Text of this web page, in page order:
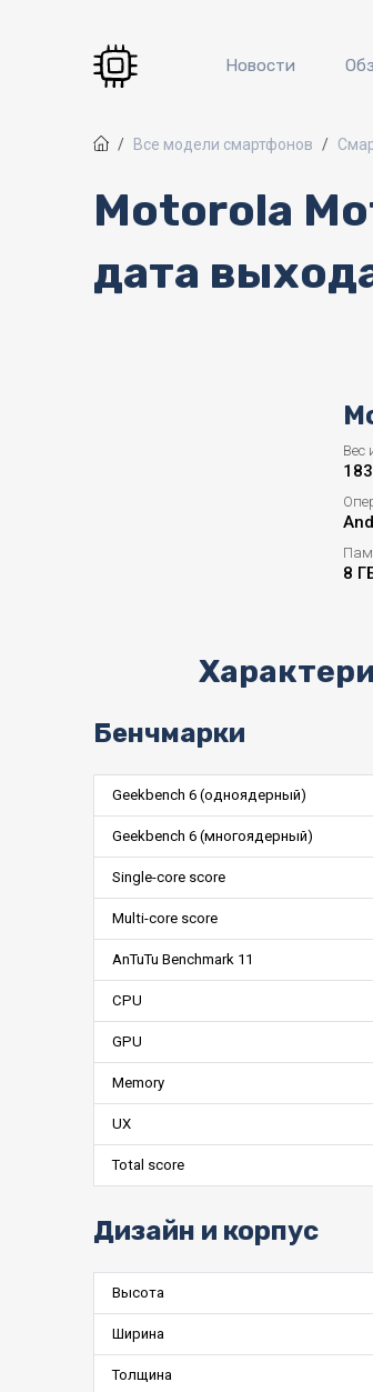
Новости
Все модели смартфонов
Motorola
дата
Вес
8
Бенчмарки
Geekbench 6 (одноядерный)
Geekbench 6 (многоядерный)
Single-core score
Multi-core score
AnTuTu Benchmark 11
CPU
GPU
Memory
UX
Total score
Дизайн и корпус
Высота
Ширина
Толщина